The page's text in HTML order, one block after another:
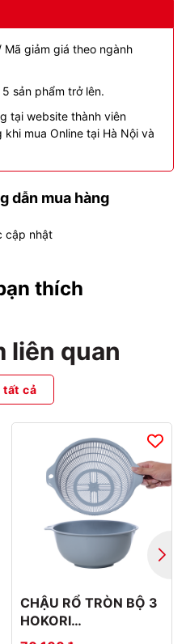
giảm giá theo ngành
sản phẩm trở lên.
tại website thành viên
mua Online tại Hà Nội và
dẫn mua hàng
cập nhật
thích
liên quan
tất cả
CHẬU RỔ TRÒN BỘ 3
HOKORI
2375+2376+2377